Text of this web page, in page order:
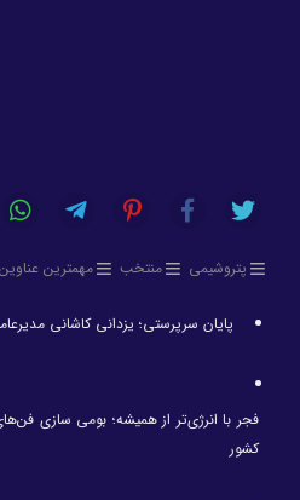
پتروشیمی منتخب مهمترین عناوین
پایان سرپرستی؛ یزدانی کاشانی
فجر با انرژی‌تر از همیشه؛ بومی سازی
کشور